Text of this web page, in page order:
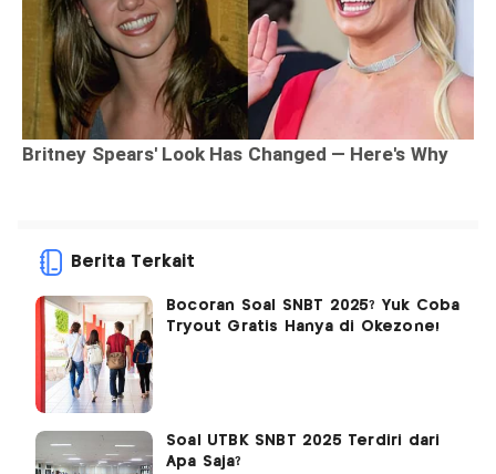
Berita Terkait
Bocoran Soal SNBT 2025? Yuk Coba
Tryout Gratis Hanya di Okezone!
Soal UTBK SNBT 2025 Terdiri dari
Apa Saja?